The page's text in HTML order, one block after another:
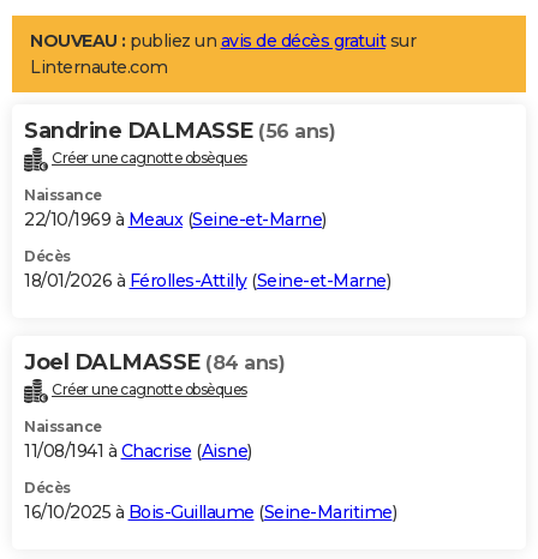
LIFESTYLE
Art de vivre
Bien-être
Loisirs
Mode
Modes de vie
Alimentation
Guide de la santé
Maladies
Médicaments
Sommeil
VOYAGE
Destinations
City break
Voyage nature
Voyage de noces
Forum
Climat
+PHOTO
GUIDES D'ACHAT
BONS PLANS
Carte de Noël
Carte Bonne année
Carte Saint-Valentin
Carte Pâques
Carte d'anniversaire
DICTIONNAIRE
Dictionnaire
Biographies
Citations
Expressions
Proverbes
PROGRAMME TV
S'inscrire
Se connecter
Lycées
Collèges
Primaires
Universités
Entreprises
Service militaire
Avis de recherche
AVIS DE DÉCÈS
NOUVEAU : publiez un avis de décès gratuitsur
Linternaute.com
Sandrine DALMASSE (56 ans)
Créer une cagnotte obsèques
Naissance
22/10/1969 à Meaux(Seine-et-Marne)
Décès
18/01/2026 à Férolles-Attilly(Seine-et-Marne)
Joel DALMASSE (84 ans)
Créer une cagnotte obsèques
Naissance
11/08/1941 à Chacrise (Aisne)
Décès
16/10/2025 à Bois-Guillaume (Seine-Maritime)